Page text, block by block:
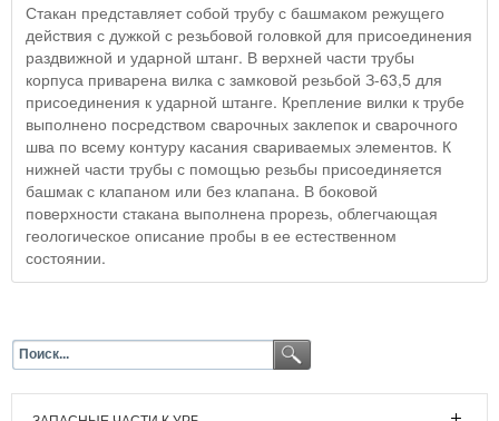
Стакан представляет собой трубу с башмаком режущего
действия с дужкой с резьбовой головкой для присоединения
раздвижной и ударной штанг. В верхней части трубы
корпуса приварена вилка с замковой резьбой З-63,5 для
присоединения к ударной штанге. Крепление вилки к трубе
выполнено посредством сварочных заклепок и сварочного
шва по всему контуру касания свариваемых элементов. К
нижней части трубы с помощью резьбы присоединяется
башмак с клапаном или без клапана. В боковой
поверхности стакана выполнена прорезь, облегчающая
геологическое описание пробы в ее естественном
состоянии.